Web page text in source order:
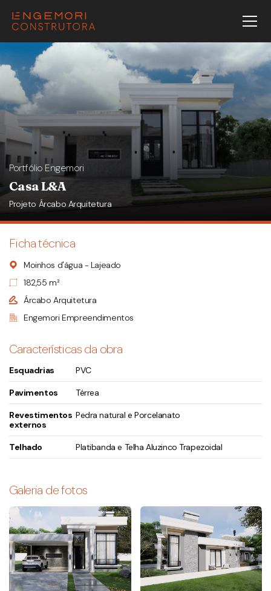
Portfólio Engemori
Casa L&A
Projeto Árcabo Arquitetura
Ficha técnica
Moinhos d'água - Lajeado
182,55 m²
Árcabo Arquitetura
Engemori Empreendimentos
Características da obra
Esquadrias PVC
Pavimentos Térrea
Revestimentos
externos
Pedra natural e Porcelanato
Telhado Platibanda e Telha Aluzinco Trapezoidal
Galeria de fotos